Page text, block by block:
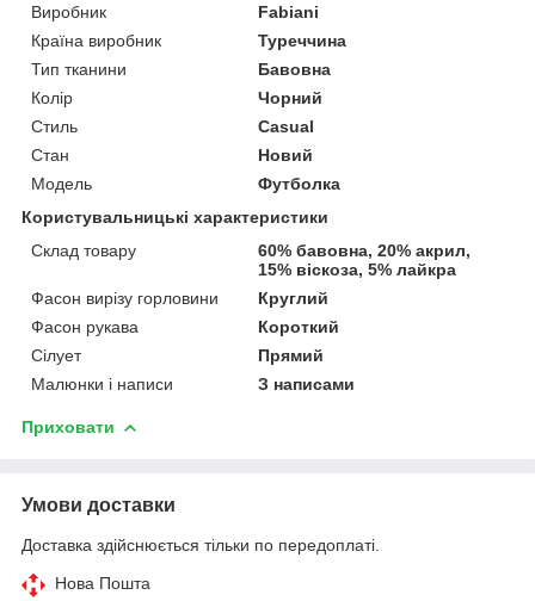
Виробник
Fabiani
Країна виробник
Туреччина
Тип тканини
Бавовна
Колір
Чорний
Стиль
Casual
Стан
Новий
Модель
Футболка
Користувальницькі характеристики
Склад товару
60% бавовна, 20% акрил,
15% віскоза, 5% лайкра
Фасон вирізу горловини
Круглий
Фасон рукава
Короткий
Сілует
Прямий
Малюнки і написи
З написами
Приховати
Умови доставки
Доставка здійснюється тільки по передоплаті.
Нова Пошта